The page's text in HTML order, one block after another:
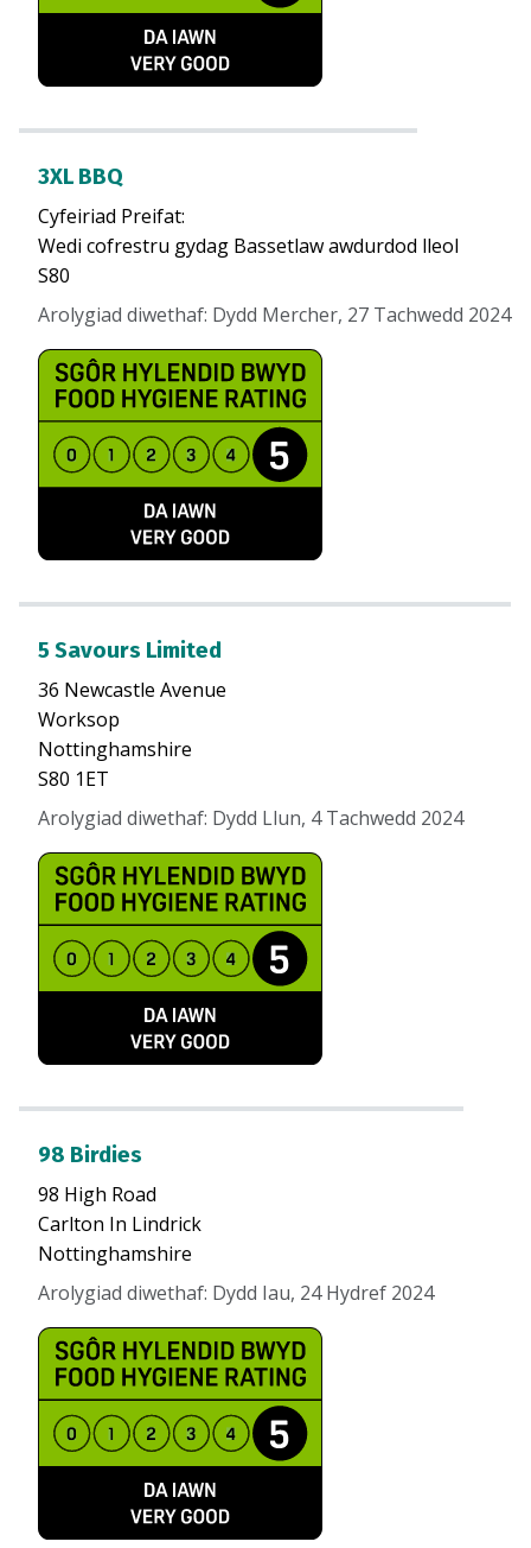
3XL BBQ
Cyfeiriad Preifat:
Wedi cofrestru gydag Bassetlaw awdurdod lleol
S80
Arolygiad diwethaf: Dydd Mercher, 27 Tachwedd 2024
5 Savours Limited
36 Newcastle Avenue
Worksop
Nottinghamshire
S80 1ET
Arolygiad diwethaf: Dydd Llun, 4 Tachwedd 2024
98 Birdies
98 High Road
Carlton In Lindrick
Nottinghamshire
Arolygiad diwethaf: Dydd Iau, 24 Hydref 2024